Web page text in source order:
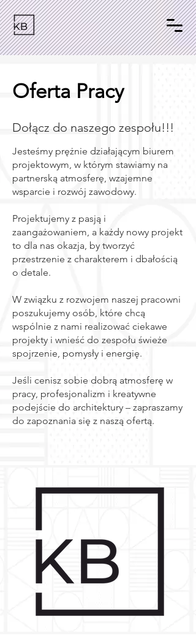
Oferta Pracy
Dołącz do naszego zespołu!!!
Jesteśmy prężnie działającym biurem
projektowym, w którym stawiamy na
partnerską atmosferę, wzajemne
wsparcie i rozwój zawodowy.
Projektujemy z pasją i
zaangażowaniem, a każdy nowy projekt
to dla nas okazja, by tworzyć
przestrzenie z charakterem i dbałością
o detale.
W związku z rozwojem naszej pracowni
poszukujemy osób, które chcą
wspólnie z nami realizować ciekawe
projekty i wnieść do zespołu świeże
spojrzenie, pomysły i energię.
Jeśli cenisz sobie dobrą atmosferę w
pracy, profesjonalizm i kreatywne
podejście do architektury – zapraszamy
do zapoznania się z naszą ofertą.